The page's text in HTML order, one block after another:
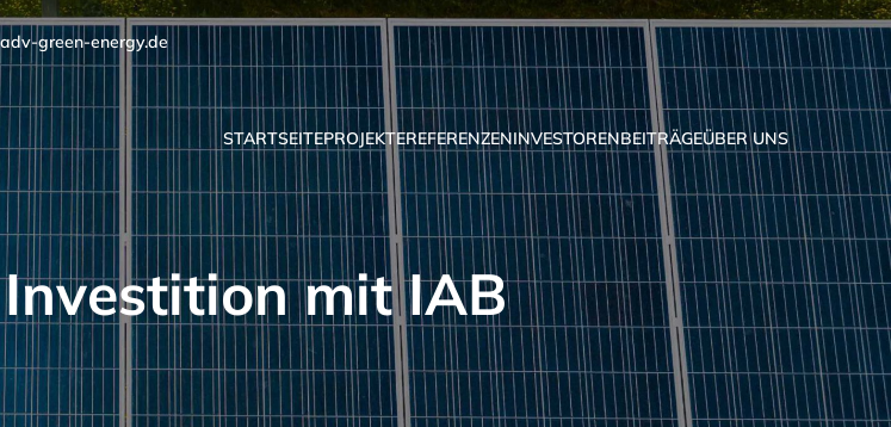
green-energy.de
STARTSEITEPROJEKTEREFERENZENINVESTORENBEITRÄGEÜBER UNS
mit IAB